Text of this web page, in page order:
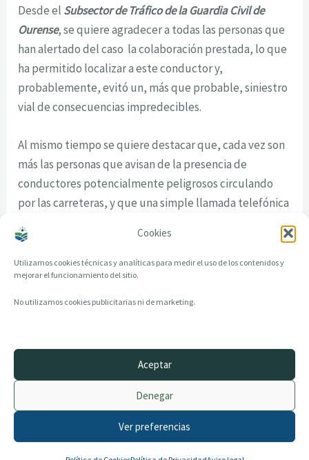
Cookies
Utilizamos cookies técnicas y analíticas para medir el uso de los contenidos y
mejorar el funcionamiento del sitio.
No utilizamos cookies publicitarias ni de marketing.
Aceptar
Denegar
Ver preferencias
Desde el Subsector de Tráfico de la Guardia Civil de
Ourense, se quiere agradecer a todas las personas que
han alertado del caso la colaboración prestada, lo que
ha permitido localizar a este conductor y,
probablemente, evitó un, más que probable, siniestro
vial de consecuencias impredecibles.
Al mismo tiempo se quiere destacar que, cada vez son
más las personas que avisan de la presencia de
conductores potencialmente peligrosos circulando
por las carreteras, y que una simple llamada telefónica
© 2014–2026 creandotuprovincia.es · Todos los derechos reservados
Política de Cookies
Archivo histórico